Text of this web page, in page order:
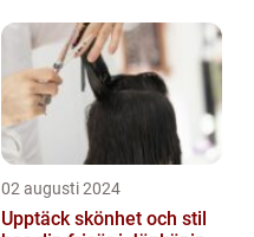
02 augusti 2024
Upptäck skönhet och stil